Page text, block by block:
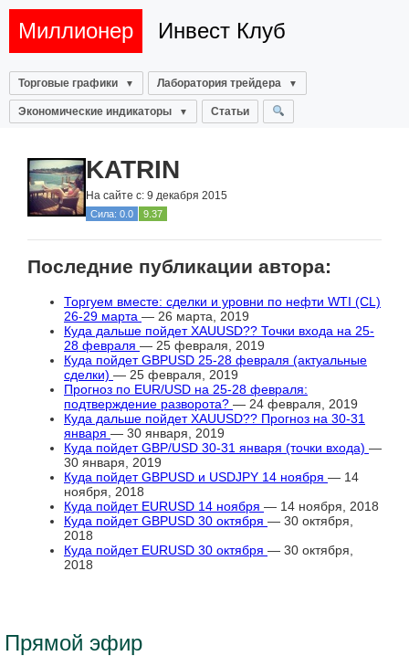
Миллионер Инвест Клуб
Торговые графики Лаборатория трейдера
Экономические индикаторы Статьи
KATRIN
На сайте с: 9 декабря 2015
Сила: 0.0 9.37
Последние публикации автора:
Торгуем вместе: сделки и уровни по нефти WTI (CL)
26-29 марта — 26 марта, 2019
Куда дальше пойдет XAUUSD?? Точки входа на 25-
28 февраля — 25 февраля, 2019
Куда пойдет GBPUSD 25-28 февраля (актуальные
сделки) — 25 февраля, 2019
Прогноз по EUR/USD на 25-28 февраля:
подтверждение разворота? — 24 февраля, 2019
Куда дальше пойдет XAUUSD?? Прогноз на 30-31
января — 30 января, 2019
Куда пойдет GBP/USD 30-31 января (точки входа) —
30 января, 2019
Куда пойдет GBPUSD и USDJPY 14 ноября — 14
ноября, 2018
Куда пойдет EURUSD 14 ноября — 14 ноября, 2018
Куда пойдет GBPUSD 30 октября — 30 октября,
2018
Куда пойдет EURUSD 30 октября — 30 октября,
2018
Прямой эфир